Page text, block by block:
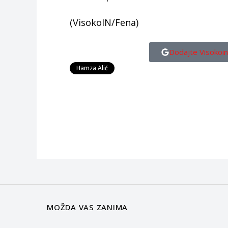
(VisokoIN/Fena)
Dodajte
Hamza Alić
MOŽDA VAS ZANIMA